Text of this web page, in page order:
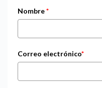
Nombre*
Correo electrónico*